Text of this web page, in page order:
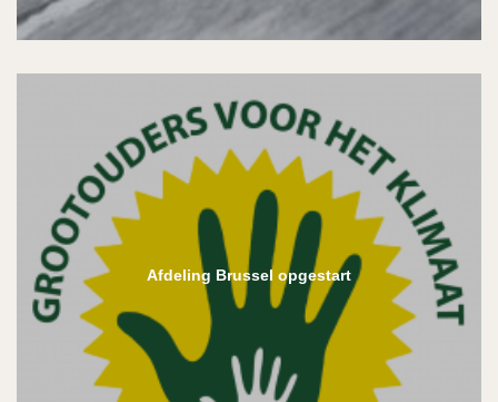
Afdeling Brussel opgestart